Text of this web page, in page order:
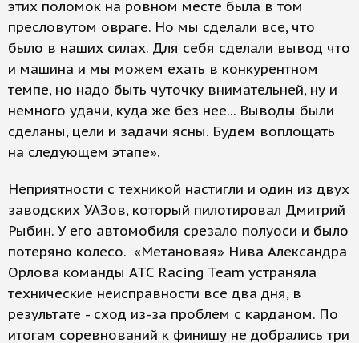
этих поломок на ровном месте была в том
пресловутом овраге. Но мы сделали все, что
было в наших силах. Для себя сделали вывод что
и машина и мы можем ехать в конкурентном
темпе, но надо быть чуточку внимательней, ну и
немного удачи, куда же без нее... Выводы были
сделаны, цели и задачи ясны. Будем воплощать
на следующем этапе».
Неприятности с техникой настигли и один из двух
заводских УАЗов, который пилотировал Дмитрий
Рыбин. У его автомобиля срезало полуоси и было
потеряно колесо. «Метановая» Нива Александра
Орлова команды ATC Racing Team устраняла
технические неисправности все два дня, в
результате - сход из-за проблем с карданом. По
итогам соревнований к финишу не добрались три